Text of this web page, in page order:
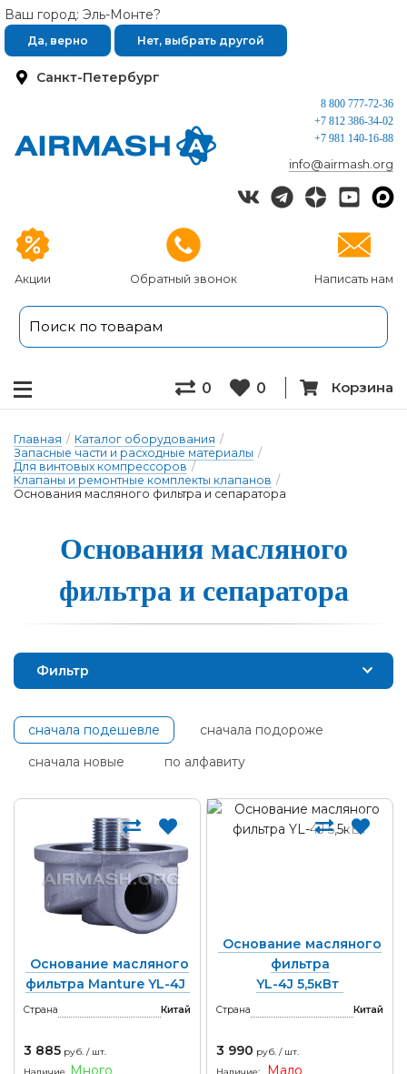
Санкт-Петербург
Ваш город: Эль-Монте?
Да, верно Нет, выбрать другой
Акции Обратный звонок Написать нам
8 800 777-72-36
+7 812 386-34-02
+7 981 140-16-88
info@airmash.org
0 0 Корзина
Главная / Каталог оборудования /
Запасные части и расходные материалы /
Для винтовых компрессоров /
Клапаны и ремонтные комплекты клапанов /
Основания масляного фильтра и сепаратора
Основа­ния мас­ля­но­го
филь­тра и се­па­ра­то­ра
Фильтр
сначала подешевле
сначала подороже
сначала новые
по алфавиту
Основание масляного
фильтра Manture YL-4J
Страна Китай
3 885 руб. / шт.
Много
Основание масляного
фильтра
YL-4J 5,5кВт
Страна Китай
3 990 руб. / шт.
Мало